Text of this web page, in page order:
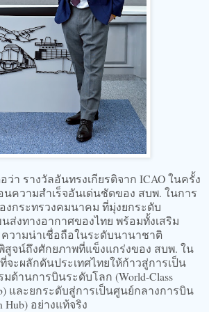
า รางวัลอันทรงเกียรติจาก ICAO ในครั้ง
นความสำเร็จอันเด่นชัดของ สบพ. ในการ
กระทรวงคมนาคม ที่มุ่งยกระดับ
งทางอากาศของไทย พร้อมทั้งเสริม
วามน่าเชื่อถือในระดับนานาชาติ
สูจน์ถึงศักยภาพที่แข็งแกร่งของ สบพ. ใน
ะผลักดันประเทศไทยให้ก้าวสู่การเป็น
ด้านการบินระดับโลก (World-Class
และยกระดับสู่การเป็นศูนย์กลางการบิน
อย่างแท้จริง